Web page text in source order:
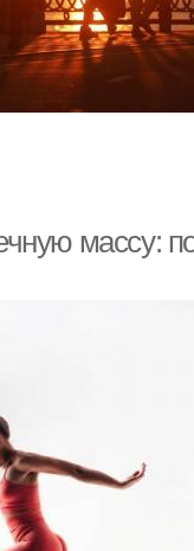
массу: